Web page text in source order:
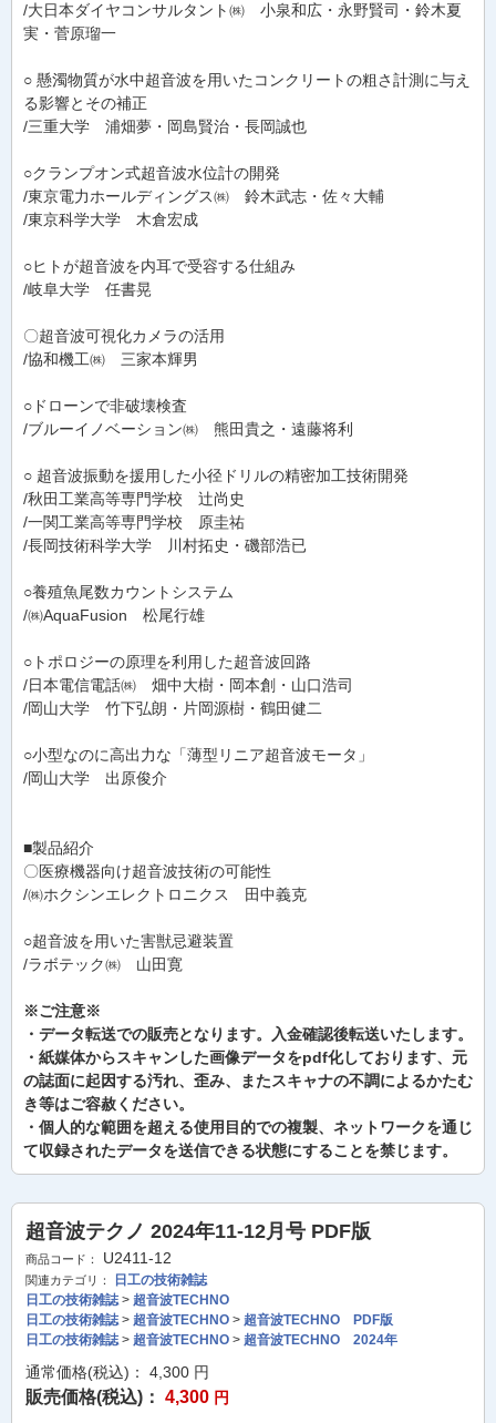
/大日本ダイヤコンサルタント㈱ 小泉和広・永野賢司・鈴木夏
実・菅原瑠一
○ 懸濁物質が水中超音波を用いたコンクリートの粗さ計測に与え
る影響とその補正
/三重大学 浦畑夢・岡島賢治・長岡誠也
○クランプオン式超音波水位計の開発
/東京電力ホールディングス㈱ 鈴木武志・佐々大輔
/東京科学大学 木倉宏成
○ヒトが超音波を内耳で受容する仕組み
/岐阜大学 任書晃
〇超音波可視化カメラの活用
/協和機工㈱ 三家本輝男
○ドローンで非破壊検査
/ブルーイノベーション㈱ 熊田貴之・遠藤将利
○ 超音波振動を援用した小径ドリルの精密加工技術開発
/秋田工業高等専門学校 辻尚史
/一関工業高等専門学校 原圭祐
/長岡技術科学大学 川村拓史・磯部浩已
○養殖魚尾数カウントシステム
/㈱AquaFusion 松尾行雄
○トポロジーの原理を利用した超音波回路
/日本電信電話㈱ 畑中大樹・岡本創・山口浩司
/岡山大学 竹下弘朗・片岡源樹・鶴田健二
○小型なのに高出力な「薄型リニア超音波モータ」
/岡山大学 出原俊介
■製品紹介
〇医療機器向け超音波技術の可能性
/㈱ホクシンエレクトロニクス 田中義克
○超音波を用いた害獣忌避装置
/ラボテック㈱ 山田寛
※ご注意※
・データ転送での販売となります。入金確認後転送いたします。
・紙媒体からスキャンした画像データをpdf化しております、元
の誌面に起因する汚れ、歪み、またスキャナの不調によるかたむ
き等はご容赦ください。
・個人的な範囲を超える使用目的での複製、ネットワークを通じ
て収録されたデータを送信できる状態にすることを禁じます。
超音波テクノ 2024年11-12月号 PDF版
商品コード： U2411-12
関連カテゴリ：
日工の技術雑誌
日工の技術雑誌> 超音波TECHNO
日工の技術雑誌> 超音波TECHNO > 超音波TECHNO PDF版
日工の技術雑誌> 超音波TECHNO > 超音波TECHNO 2024年
通常価格(税込)： 4,300 円
販売価格(税込)： 4,300 円